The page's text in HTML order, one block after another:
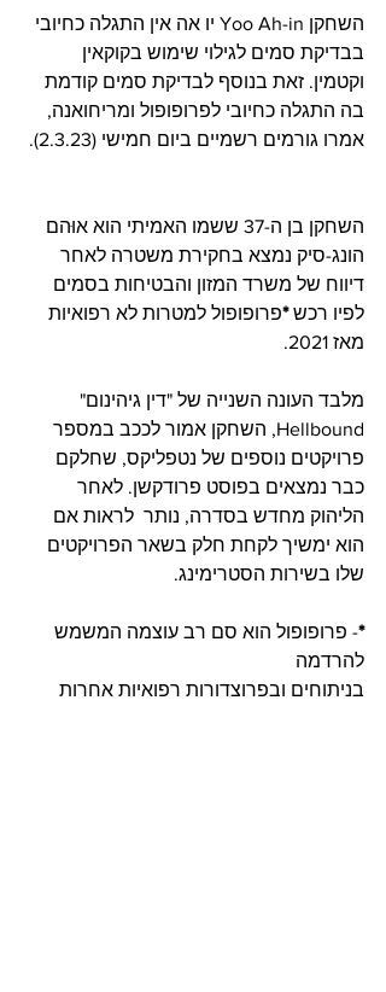
השחקן Yoo Ah-in יו אה אין התגלה כחיובי
בבדיקת סמים לגילוי שימוש בקוקאין
וקטמין. זאת בנוסף לבדיקת סמים קודמת
בה התגלה כחיובי לפרופופול ומריחואנה,
אמרו גורמים רשמיים ביום חמישי (2.3.23).
השחקן בן ה-37 ששמו האמיתי הוא אוּהם
הונג-סיק נמצא בחקירת משטרה לאחר
דיווח של משרד המזון והבטיחות בסמים
לפיו רכש *פרופופול למטרות לא רפואיות
מאז 2021.
מלבד העונה השנייה של "דין גיהינום"
Hellbound, השחקן אמור לככב במספר
פרויקטים נוספים של נטפליקס, שחלקם
כבר נמצאים בפוסט פרודקשן. לאחר
הליהוק מחדש בסדרה, נותר  לראות אם
הוא ימשיך לקחת חלק בשאר הפרויקטים
שלו בשירות הסטרימינג.
*- פרופופול הוא סם רב עוצמה המשמש
להרדמה
בניתוחים ובפרוצדורות רפואיות אחרות